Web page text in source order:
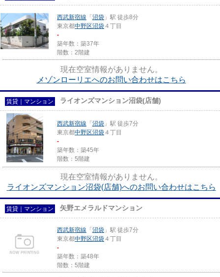
西武新宿線 「 沼袋 」駅 徒歩8分
東京都中野区沼袋 ４丁目
-
築年数：築37年
階数：2階建
現在空室情報がありません。
メゾンローリエへのお問い合わせはこちら
賃貸｜マンション ライオンズマンション沼袋(店舗)
西武新宿線 「 沼袋 」駅 徒歩7分
東京都中野区沼袋 ４丁目
-
築年数：築45年
階数：5階建
現在空室情報がありません。
ライオンズマンション沼袋(店舗)へのお問い合わせはこちら
賃貸｜マンション 矢野エメラルドマンション
西武新宿線 「 沼袋 」駅 徒歩7分
東京都中野区沼袋 ４丁目
-
築年数：築48年
階数：5階建